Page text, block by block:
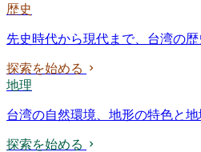
歴史
先史時代から現代まで、台湾の
探索を始める
地理
台湾の自然環境、地形の特色と地
探索を始める